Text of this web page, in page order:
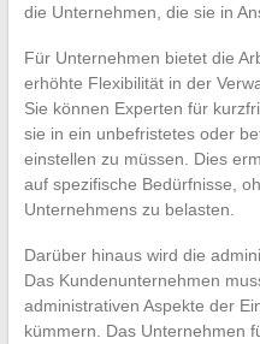
die Unternehmen, die sie in
Für Unternehmen bietet die
erhöhte Flexibilität in der
Sie können Experten für
sie in ein unbefristetes oder
einstellen zu müssen. Dies
auf spezifische Bedürfnisse,
Unternehmens zu belasten.
Darüber hinaus wird die
Das Kundenunternehmen
administrativen Aspekte der
kümmern. Das Unternehmen